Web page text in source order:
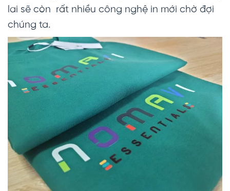
lai sẽ còn rất nhiều công nghệ in mới chờ đợi
chúng ta.